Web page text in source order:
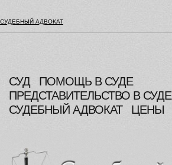
СУДЕБНЫЙ АДВОКАТ
СУД
ПОМОЩЬ В СУДЕ
ПРЕДСТАВИТЕЛЬСТВО В СУДЕ
СУДЕБНЫЙ АДВОКАТ
ЦЕНЫ